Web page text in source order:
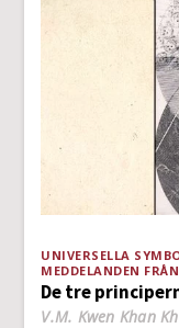
UNIVERSELLA
MEDDELANDEN
De tre
V.M. Kwen Khan